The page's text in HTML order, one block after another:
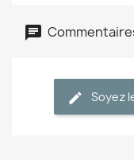
Soyez